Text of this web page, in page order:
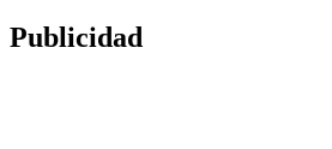
Publicidad